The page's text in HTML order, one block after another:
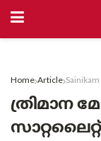
Home Article Sainikam
ത്രിമാന